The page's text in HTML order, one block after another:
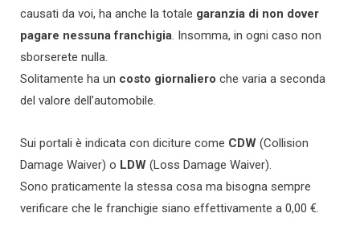
causati da voi, ha anche la totale garanzia di non dover
pagare nessuna franchigia. Insomma, in ogni caso non
sborserete nulla.
Solitamente ha un costo giornaliero che varia a seconda
del valore dell’automobile.
Sui portali è indicata con diciture come CDW (Collision
Damage Waiver) o LDW (Loss Damage Waiver).
Sono praticamente la stessa cosa ma bisogna sempre
verificare che le franchigie siano effettivamente a 0,00 €.